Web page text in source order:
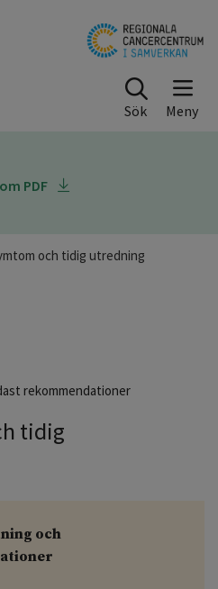
Sök
PDF
och tidig utredning
rekommendationer
tidig
och